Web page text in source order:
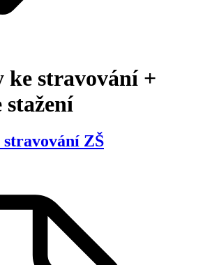
ke stravování +
stažení
stravování ZŠ